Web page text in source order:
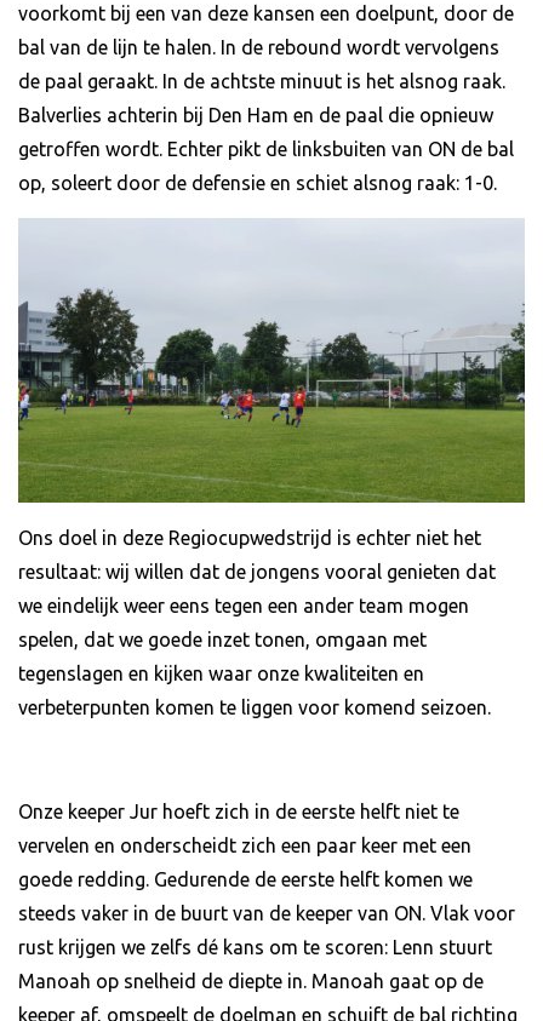
voorkomt bij een van deze kansen een doelpunt, door de
bal van de lijn te halen. In de rebound wordt vervolgens
de paal geraakt. In de achtste minuut is het alsnog raak.
Balverlies achterin bij Den Ham en de paal die opnieuw
getroffen wordt. Echter pikt de linksbuiten van ON de bal
op, soleert door de defensie en schiet alsnog raak: 1-0.
Ons doel in deze Regiocupwedstrijd is echter niet het
resultaat: wij willen dat de jongens vooral genieten dat
we eindelijk weer eens tegen een ander team mogen
spelen, dat we goede inzet tonen, omgaan met
tegenslagen en kijken waar onze kwaliteiten en
verbeterpunten komen te liggen voor komend seizoen.
Onze keeper Jur hoeft zich in de eerste helft niet te
vervelen en onderscheidt zich een paar keer met een
goede redding. Gedurende de eerste helft komen we
steeds vaker in de buurt van de keeper van ON. Vlak voor
rust krijgen we zelfs dé kans om te scoren: Lenn stuurt
Manoah op snelheid de diepte in. Manoah gaat op de
keeper af, omspeelt de doelman en schuift de bal richting